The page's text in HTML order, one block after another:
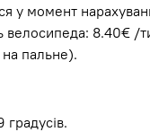
у момент
велосипеда: 8.40€ /
пальне).